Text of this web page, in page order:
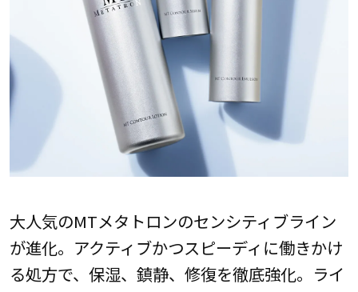
大人気のMTメタトロンのセンシティブライン
が進化。アクティブかつスピーディに働きかけ
る処方で、保湿、鎮静、修復を徹底強化。ライ